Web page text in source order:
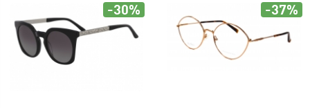
-30% -37%